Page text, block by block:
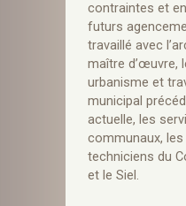
contraintes et
futurs
travaillé avec
maître d’œuvre,
urbanisme et
municipal
actuelle, les
communaux,
techniciens du
et le Siel.